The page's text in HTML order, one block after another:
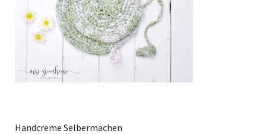
Handcreme Selbermachen